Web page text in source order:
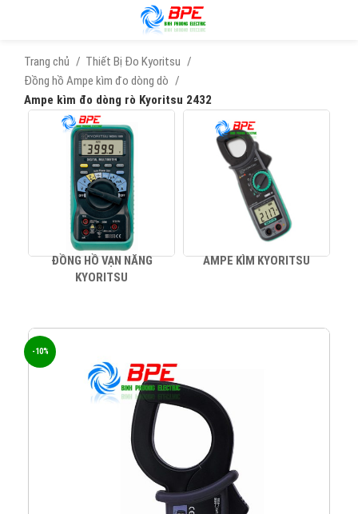
Trang chủ
Thiết Bị Đo Kyoritsu
Đồng hồ Ampe kìm đo dòng dò
Ampe kìm đo dòng rò Kyoritsu 2432
ĐỒNG HỒ VẠN NĂNG
KYORITSU
AMPE KÌM KYORITSU
-10%